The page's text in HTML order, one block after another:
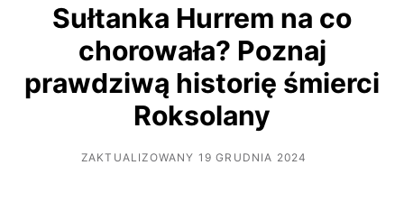
Sułtanka Hurrem na co
chorowała? Poznaj
prawdziwą historię śmierci
Roksolany
ZAKTUALIZOWANY 19 GRUDNIA 2024